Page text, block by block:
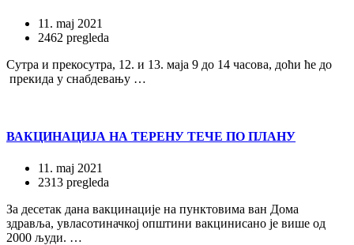
11. maj 2021
2462 pregleda
Сутра и прекосутра, 12. и 13. маја 9 до 14 часова, доћи ће до
прекида у снабдевању …
ВАКЦИНАЦИЈА НА ТЕРЕНУ ТЕЧЕ ПО ПЛАНУ
11. maj 2021
2313 pregleda
За десетак дана вакцинације на пунктовима ван Дома
здравља, увласотиначкој општини вакцинисано је више од
2000 људи. …